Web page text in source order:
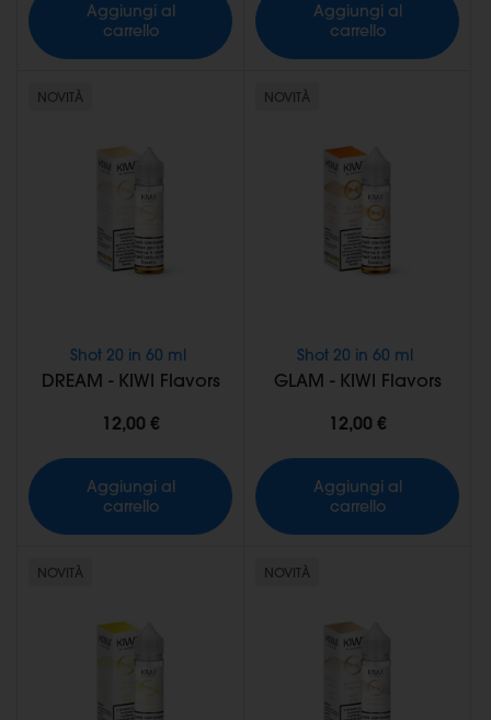
Aggiungi al
carrello
Aggiungi al
carrello
NOVITÀ
Shot 20 in 60 ml
DREAM - KIWI Flavors
12,00 €
Aggiungi al
carrello
NOVITÀ
Shot 20 in 60 ml
GLAM - KIWI Flavors
12,00 €
Aggiungi al
carrello
NOVITÀ NOVITÀ